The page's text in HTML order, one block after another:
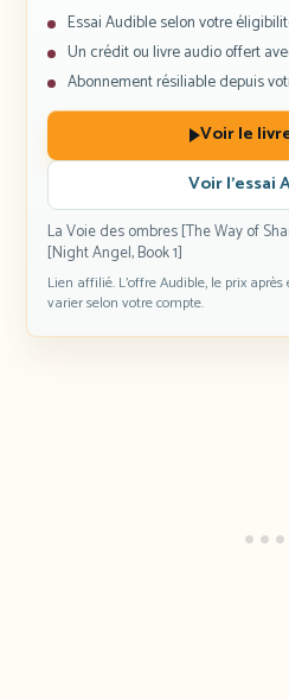
Essai Audible selon votre
Un crédit ou livre audio offert
Abonnement résiliable depuis
Voir le
Voir l’essai
La Voie des ombres [The Way of
[Night Angel, Book 1]
Lien affilié. L’offre Audible, le prix
varier selon votre compte.